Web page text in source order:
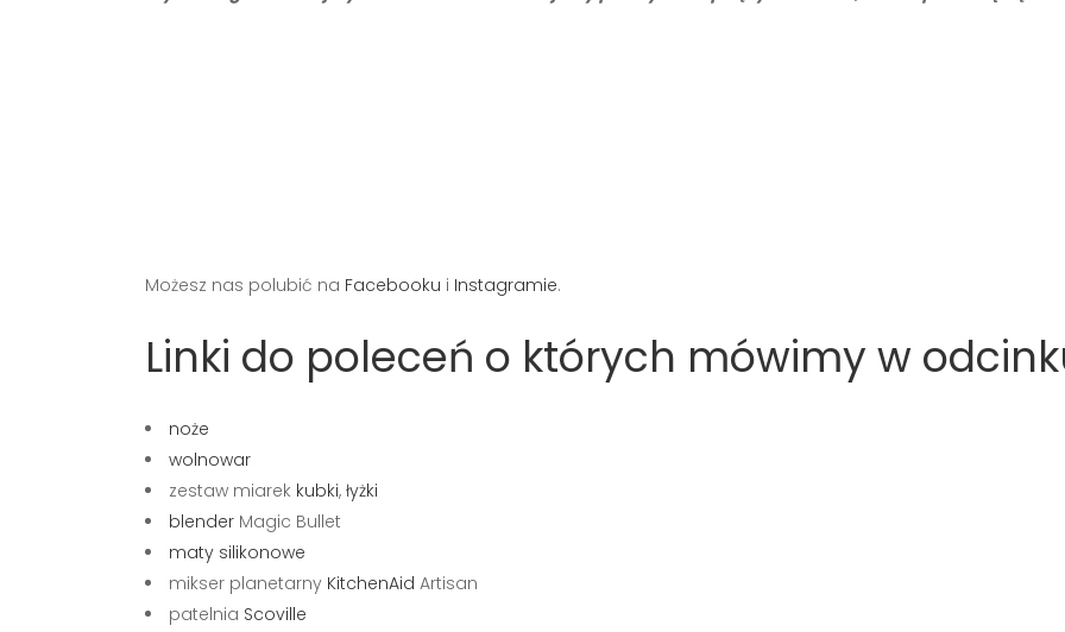
Możesz nas polubić na Facebooku i Instagramie.
Linki do poleceń o których mówimy w
noże
wolnowar
zestaw miarek kubki, łyżki
blender Magic Bullet
maty silikonowe
mikser planetarny KitchenAid Artisan
patelnia Scoville